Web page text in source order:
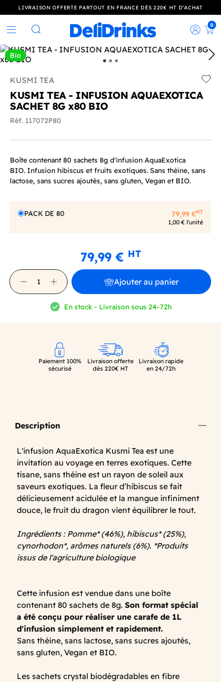
LIVRAISON OFFERTE PARTOUT EN FRANCE DÈS 220€ HT D’ACHAT
Rechercher
0
Bio
KUSMI TEA
KUSMI TEA - INFUSION AQUAEXOTICA
SACHET 8G x80 BIO
Réf. 117072P80
Boîte contenant 80 sachets 8g d'infusion AquaExotica
BIO. Infusion hibiscus et fruits exotiques. Sans théine, sans
lactose, sans sucres ajoutés, sans gluten, Vegan et BIO.
PACK DE 80 79,99 €HT
1,00 € l'unité
79,99 € HT
Ajouter au panier
En stock - Livraison sous 24-72h
Paiement 100%
sécurisé
Livraison offerte
dès 220€ HT
Livraison rapide
en 24/72h
Description
L'infusion AquaExotica Kusmi Tea est une
invitation au voyage en terres exotiques. Cette
tisane, sans théine est un rayon de soleil aux
saveurs exotiques. La fleur d’hibiscus se fait
délicieusement acidulée et la mangue infiniment
douce, le fruit du dragon vient équilibrer le tout.
Ingrédients : Pomme* (46%), hibiscus* (25%),
cynorhodon*, arômes naturels (6%). *Produits
issus de l'agriculture biologique
Cette infusion est vendue dans une boîte
contenant 80 sachets de 8g. Son format spécial
a été conçu pour réaliser une carafe de 1L
d'infusion simplement et rapidement.
Sans théine, sans lactose, sans sucres ajoutés,
sans gluten, Vegan et BIO.
Les sachets crystal biodégradables en fibre